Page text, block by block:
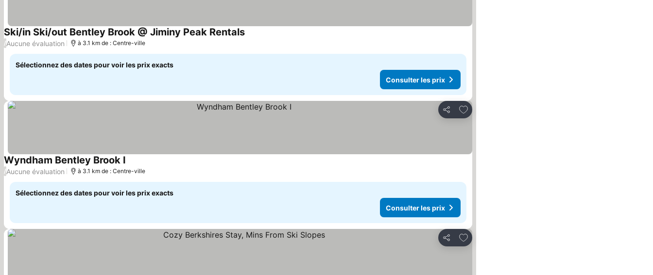
Ski/in Ski/out Bentley Brook @ Jiminy Peak RentalsConsulter les prix
/Aucune évaluation à 3.1 km de : Centre-ville
Sélectionnez des dates pour voir les prix exacts
Consulter les prix
Partager
Ajouter à mes favoris
Wyndham Bentley Brook I
/Aucune évaluation à 3.1 km de : Centre-ville
Sélectionnez des dates pour voir les prix exacts
Consulter les prix
Partager
Ajouter à mes favoris